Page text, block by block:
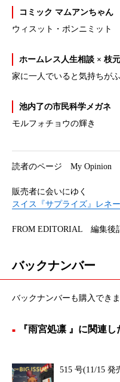
コミック マムアンちゃん
ウィスット・ポンニミット
ホームレス人生相談 × 枝
家に一人でいると気持ちが
池内了の市民科学メガネ
モルフォチョウの輝き
読者のページ My Opinion
販売者に会いにゆく
スイス『サプライズ』レネ
FROM EDITORIAL 編集後
バックナンバー
バックナンバーも購入でき
『雨宮処凛 』に関連
515 号(11/15 発